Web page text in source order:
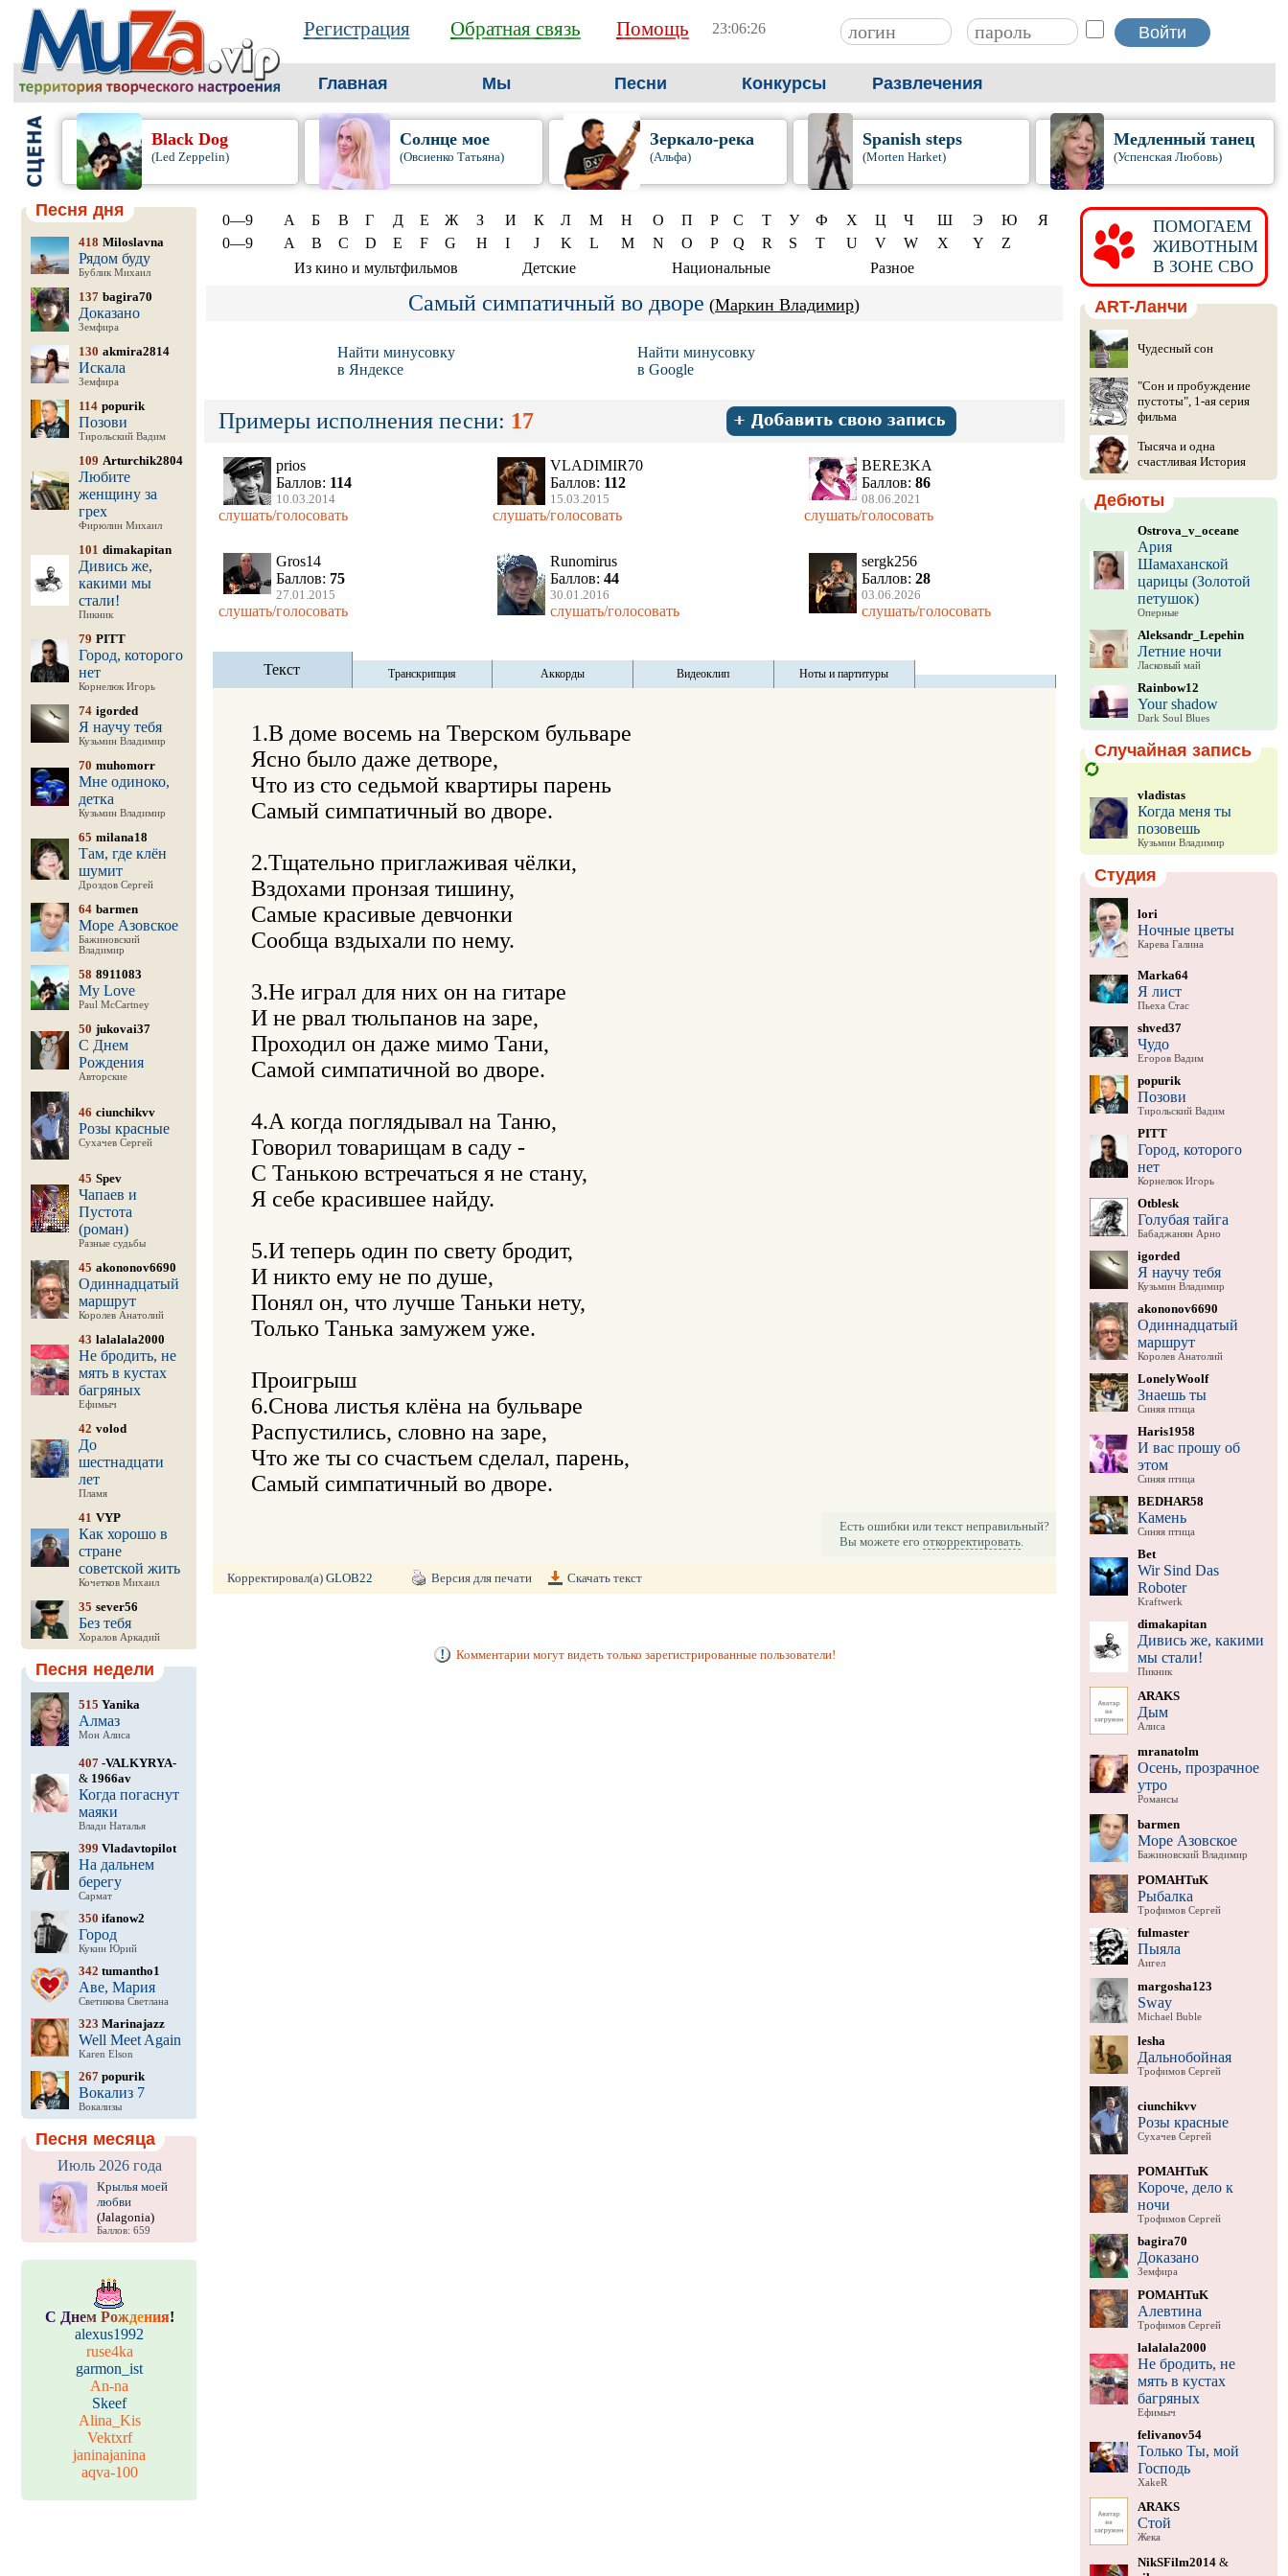
Регистрация Обратная связь Помощь 23:06:27
Главная Мы Песни Конкурсы Развлечения
Black Dog
(Led Zeppelin)
Солнце мое
(Овсиенко Татьяна)
Зеркало-река
(Альфа)
Spanish steps
(Morten Harket)
Медленный танец
(Успенская Любовь)
Песня дня
418 Miloslavna
Рядом буду
Бублик Михаил
137 bagira70
Доказано
Земфира
130 akmira2814
Искала
Земфира
114 popurik
Позови
Тирольский Вадим
109 Arturchik2804
Любите
женщину за
грех
Фирюлин Михаил
101 dimakapitan
Дивись же,
какими мы
стали!
Пикник
79 PITT
Город, которого
нет
Корнелюк Игорь
74 igorded
Я научу тебя
Кузьмин Владимир
70 muhomorr
Мне одиноко,
детка
Кузьмин Владимир
65 milana18
Там, где клён
шумит
Дроздов Сергей
64 barmen
Море Азовское
Бажиновский
Владимир
58 8911083
My Love
Paul McCartney
50 jukovai37
С Днем
Рождения
Авторские
46 ciunchikvv
Розы красные
Сухачев Сергей
45 Spev
Чапаев и
Пустота
(роман)
Разные судьбы
45 akononov6690
Одиннадцатый
маршрут
Королев Анатолий
43 lalalala2000
Не бродить, не
мять в кустах
багряных
Ефимыч
42 volod
До
шестнадцати
лет
Пламя
41 VYP
Как хорошо в
стране
советской жить
Кочетков Михаил
35 sever56
Без тебя
Хоралов Аркадий
Песня недели
515 Yanika
Алмаз
Мон Алиса
407-VALKYRYA-
& 1966av
Когда погаснут
маяки
Влади Наталья
399 Vladavtopilot
На дальнем
берегу
Сармат
350 ifanow2
Город
Кукин Юрий
342 tumantho1
Аве, Мария
Светикова Светлана
323 Marinajazz
Well Meet Again
Karen Elson
267popurik
Вокализ 7
Вокализы
Песня месяца
Июль 2026 года
Крылья моей
любви
(Jalagonia)
Баллов: 659
С Днем Рождения!
alexus1992
ruse4ka
garmon_ist
An-na
Skeef
Alina_Kis
Vektxrf
janinajanina
aqva-100
0—9 А Б В Г Д Е Ж З И К Л М Н О П Р С Т У Ф Х Ц Ч Ш Э Ю
Я
0—9
A B C D E F G H I J K L M N O P Q R S T U V W X Y
Z
Из кино и мультфильмов
Детские Национальные Разное
Самый симпатичный во дворе (Маркин Владимир)
Найти минусовку
в Яндексе
Найти минусовку
в Google
Примеры исполнения песни: 17
prios
Баллов: 114
10.03.2014
слушать/голосовать
VLADIMIR70
Баллов: 112
15.03.2015
слушать/голосовать
BERE3KA
Баллов: 86
08.06.2021
слушать/голосовать
Gros14
Баллов: 75
27.01.2015
слушать/голосовать
Runomirus
Баллов: 44
30.01.2016
слушать/голосовать
sergk256
Баллов: 28
03.06.2026
слушать/голосовать
Текст Транскрипция Аккорды Видеоклип Ноты и партитуры
1.В доме восемь на Тверском бульваре
Ясно было даже детворе,
Что из сто седьмой квартиры парень
Самый симпатичный во дворе.
2.Тщательно приглаживая чёлки,
Вздохами пронзая тишину,
Самые красивые девчонки
Сообща вздыхали по нему.
3.Не играл для них он на гитаре
И не рвал тюльпанов на заре,
Проходил он даже мимо Тани,
Самой симпатичной во дворе.
4.А когда поглядывал на Таню,
Говорил товарищам в саду -
С Танькою встречаться я не стану,
Я себе красившее найду.
5.И теперь один по свету бродит,
И никто ему не по душе,
Понял он, что лучше Таньки нету,
Только Танька замужем уже.
Проигрыш
6.Снова листья клёна на бульваре
Распустились, словно на заре,
Что же ты со счастьем сделал, парень,
Самый симпатичный во дворе.
Есть ошибки или текст неправильный?
Вы можете его откорректировать.
Корректировал(а) GLOB22 Версия для печати Скачать текст
Комментарии могут видеть только зарегистрированные пользователи!
ПОМОГАЕМ
ЖИВОТНЫМ
В ЗОНЕ СВО
ART-Ланчи
Чудесный сон
"Сон и пробуждение
пустоты", 1-ая серия
фильма
Тысяча и одна
счастливая История
Дебюты
Ostrova_v_oceane
Ария
Шамаханской
царицы (Золотой
петушок)
Оперные
Aleksandr_Lepehin
Летние ночи
Ласковый май
Rainbow12
Your shadow
Dark Soul Blues
Случайная запись
vladistas
Когда меня ты
позовешь
Кузьмин Владимир
Студия
lori
Ночные цветы
Карева Галина
Marka64
Я лист
Пьеха Стас
shved37
Чудо
Егоров Вадим
popurik
Позови
Тирольский Вадим
PITT
Город, которого
нет
Корнелюк Игорь
Otblesk
Голубая тайга
Бабаджанян Арно
igorded
Я научу тебя
Кузьмин Владимир
akononov6690
Одиннадцатый
маршрут
Королев Анатолий
LonelyWoolf
Знаешь ты
Синяя птица
Haris1958
И вас прошу об
этом
Синяя птица
BEDHAR58
Камень
Синяя птица
Bet
Wir Sind Das
Roboter
Kraftwerk
dimakapitan
Дивись же, какими
мы стали!
Пикник
ARAKS
Дым
Алиса
mranatolm
Осень, прозрачное
утро
Романсы
barmen
Море Азовское
Бажиновский Владимир
POMAHTuK
Рыбалка
Трофимов Сергей
fulmaster
Пыяла
Аигел
margosha123
Sway
Michael Buble
lesha
Дальнобойная
Трофимов Сергей
ciunchikvv
Розы красные
Сухачев Сергей
POMAHTuK
Короче, дело к
ночи
Трофимов Сергей
bagira70
Доказано
Земфира
POMAHTuK
Алевтина
Трофимов Сергей
lalalala2000
Не бродить, не
мять в кустах
багряных
Ефимыч
felivanov54
Только Ты, мой
Господь
XakeR
ARAKS
Стой
Жека
NikSFilm2014&